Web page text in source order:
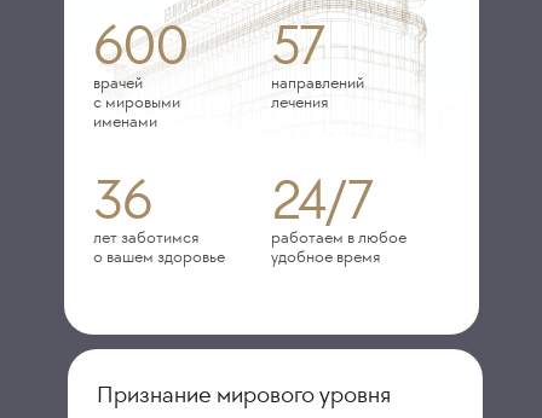
600
врачей
с мировыми
именами
57
направлений
лечения
36
лет заботимся
о вашем здоровье
24/7
работаем в любое
удобное время
Признание мирового уровня